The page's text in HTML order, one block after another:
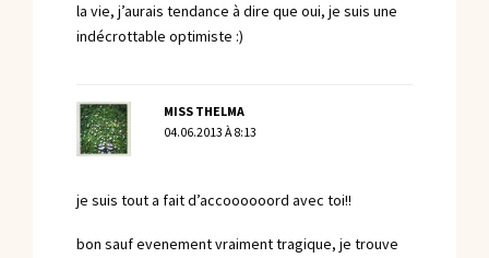
la vie, j’aurais tendance à dire que oui, je suis une
indécrottable optimiste :)
MISS THELMA
04.06.2013 À 8:13
je suis tout a fait d’accoooooord avec toi!!
bon sauf evenement vraiment tragique, je trouve